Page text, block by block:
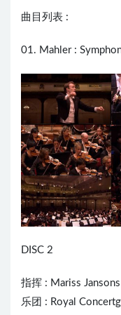
曲目列表 :
01. Mahler :
DISC 2
指挥 : Mariss Jansons
乐团 : Royal